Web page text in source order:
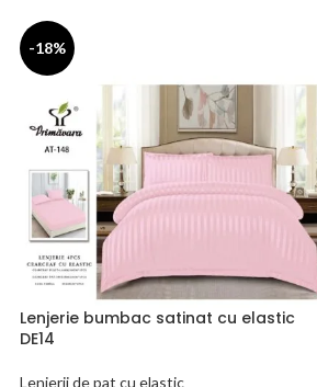
-18%
Lenjerie bumbac satinat cu elastic
DE14
Lenjerii de pat cu elastic